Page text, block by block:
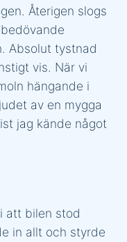
Återigen slogs
Absolut tystnad
vis. När vi
hängande i
av en mygga
jag kände något
att bilen stod
in allt och styrde